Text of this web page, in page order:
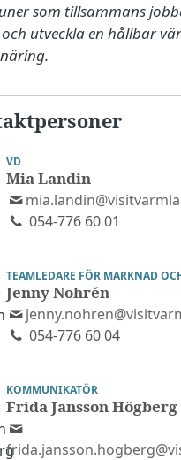
som tillsammans
utveckla en hållbar
VD
Mia Landin
054-776 60 01
TEAMLEDARE FÖR MARKNAD
Jenny Nohrén
054-776 60 04
KOMMUNIKATÖR
Frida Jansson Högberg